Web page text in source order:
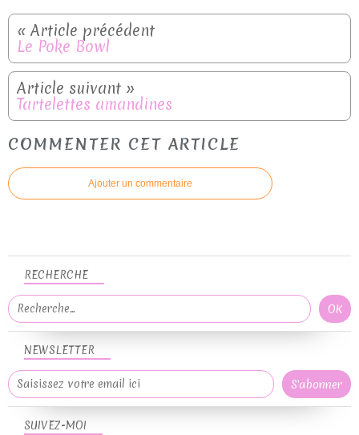
Le Poke Bowl
Tartelettes amandines
COMMENTER CET ARTICLE
Ajouter un commentaire
NEWSLETTER
SUIVEZ-MOI
RECHERCHE